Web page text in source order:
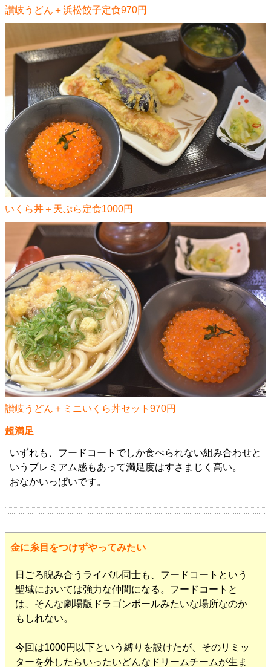
讃岐うどん＋浜松餃子定食970円
いくら丼＋天ぷら定食1000円
讃岐うどん＋ミニいくら丼セット970円
超満足
いずれも、フードコートでしか食べられない組み合わせと
いうプレミアム感もあって満足度はすさまじく高い。
おなかいっぱいです。
金に糸目をつけずやってみたい
日ごろ睨み合うライバル同士も、フードコートという
聖域においては強力な仲間になる。フードコートと
は、そんな劇場版ドラゴンボールみたいな場所なのか
もしれない。
今回は1000円以下という縛りを設けたが、そのリミッ
ターを外したらいったいどんなドリームチームが生ま